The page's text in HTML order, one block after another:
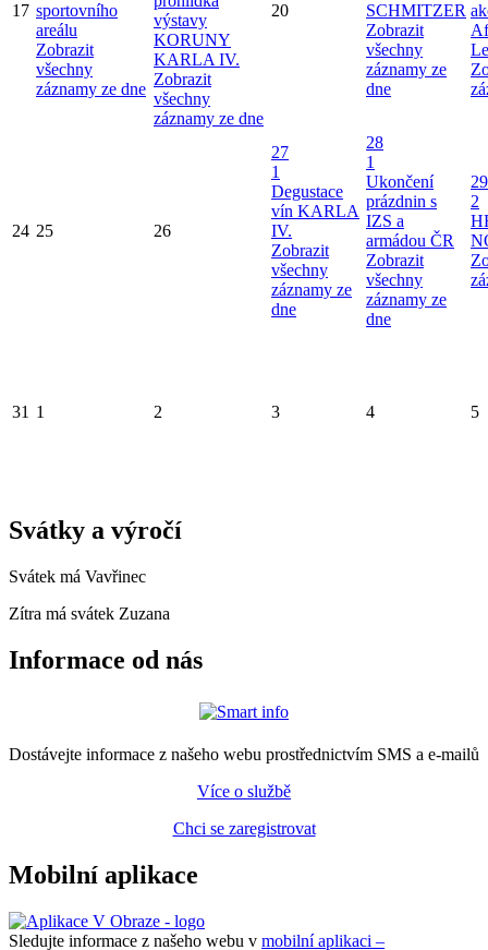
17 sportovního
areálu
Zobrazit
všechny
záznamy ze dne
výstavy
KORUNY
KARLA IV.
Zobrazit
všechny
záznamy ze dne
20
SCHMITZER
Zobrazit
všechny
záznamy ze
dne
24 25 26
27
1
Degustace
vín KARLA
IV.
Zobrazit
všechny
záznamy ze
dne
28
1
Ukončení
prázdnin s
IZS a
armádou ČR
Zobrazit
všechny
záznamy ze
dne
29
2
31 1 2 3 4 5
Svátky a výročí
Svátek má Vavřinec
Zítra má svátek Zuzana
Informace od nás
Dostávejte informace z našeho webu prostřednictvím SMS a e-mailů
Více o službě
Chci se zaregistrovat
Mobilní aplikace
Sledujte informace z našeho webu v mobilní aplikaci –